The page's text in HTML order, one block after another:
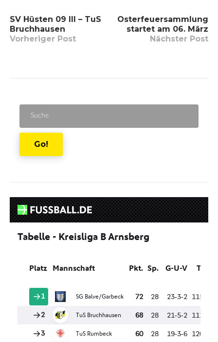
SV Hüsten 09 III – TuS
Bruchhausen
Vorheriger Post
Osterfeuersammlung
startet am 06. März
Nächster Post
Go!